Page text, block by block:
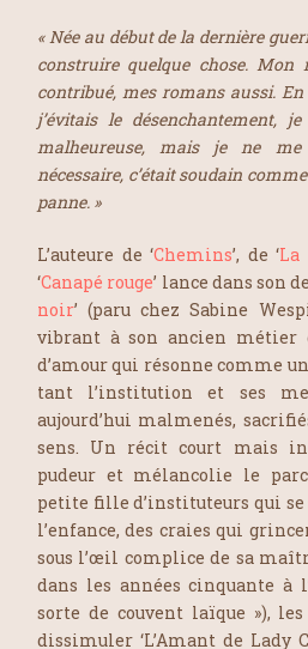
« Née au début de la dernière
construire quelque chose. Mon
contribué, mes romans aussi. En
j’évitais le désenchantement,
malheureuse, mais je ne me
nécessaire, c’était soudain
panne. »
L’auteure de ‘Chemins’, de ‘La
‘Canapé rouge’ lance dans son
noir’ (paru chezSabine
vibrant à son ancien métier
d’amour qui résonne comme
tant l’institution et ses
aujourd’hui malmenés,
sens. Un récit court mais
pudeur et mélancolie le
petite fille d’instituteurs qui se
l’enfance, des craies qui
sous l’œil complice de sa
dans les années cinquante à
sorte de couvent laïque »),
dissimuler ‘L’Amant de Lady